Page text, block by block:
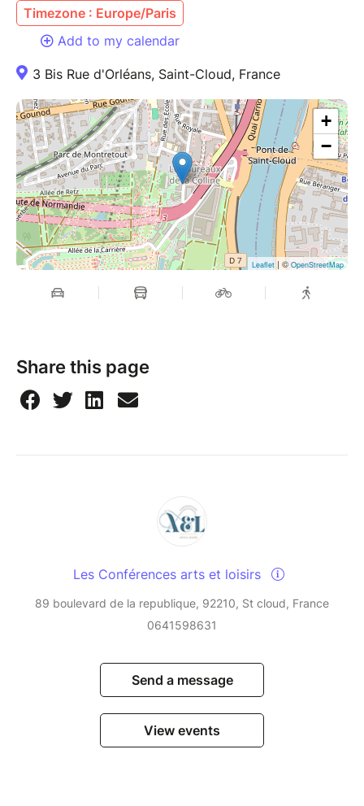
Timezone : Europe/Paris
Add to my calendar
3 Bis Rue d'Orléans, Saint-Cloud, France
+
−
Leaflet| © OpenStreetMap
Share this page
Les Conférences arts et loisirs
89 boulevard de la republique, 92210, St cloud, France
0641598631
Send a message
View events